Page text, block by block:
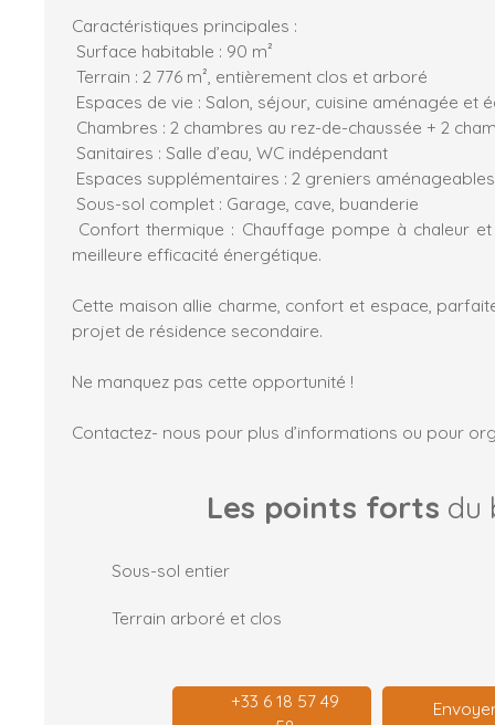
Caractéristiques principales :
Surface habitable : 90 m²
Terrain : 2 776 m², entièrement clos et arboré
Espaces de vie : Salon, séjour, cuisine aménagée et
Chambres : 2 chambres au rez-de-chaussée + 2
Sanitaires : Salle d’eau, WC indépendant
Espaces supplémentaires : 2 greniers aménageables
Sous-sol complet : Garage, cave, buanderie
Confort thermique : Chauffage pompe à chaleur
meilleure efficacité énergétique.
Cette maison allie charme, confort et espace,
projet de résidence secondaire.
Ne manquez pas cette opportunité !
Contactez- nous pour plus d’informations ou pour
Les points forts du
Sous-sol entier
Terrain arboré et clos
+33 6 18 57 49